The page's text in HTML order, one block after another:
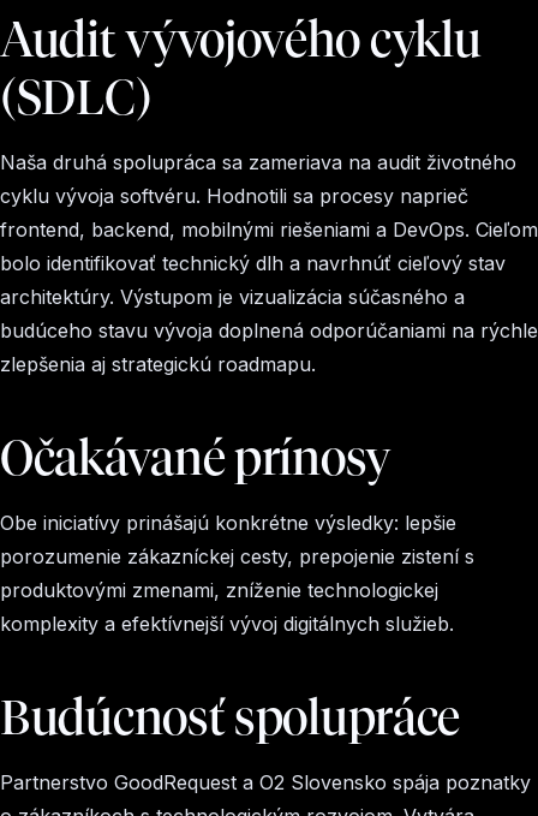
Audit vývojového cyklu
(SDLC)
Naša druhá spolupráca sa zameriava na audit životného
cyklu vývoja softvéru. Hodnotili sa procesy naprieč
frontend, backend, mobilnými riešeniami a DevOps. Cieľom
bolo identifikovať technický dlh a navrhnúť cieľový stav
architektúry. Výstupom je vizualizácia súčasného a
budúceho stavu vývoja doplnená odporúčaniami na rýchle
zlepšenia aj strategickú roadmapu.
Očakávané prínosy
Obe iniciatívy prinášajú konkrétne výsledky: lepšie
porozumenie zákazníckej cesty, prepojenie zistení s
produktovými zmenami, zníženie technologickej
komplexity a efektívnejší vývoj digitálnych služieb.
Budúcnosť spolupráce
Partnerstvo GoodRequest a O2 Slovensko spája poznatky